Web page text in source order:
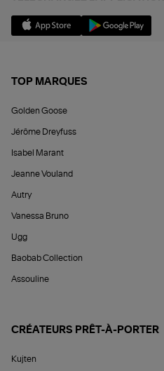
TOP MARQUES
Golden Goose
Jérôme Dreyfuss
Isabel Marant
Jeanne Vouland
Autry
Vanessa Bruno
Ugg
Baobab Collection
Assouline
CRÉATEURS PRÊT-À-PORTER
Kujten